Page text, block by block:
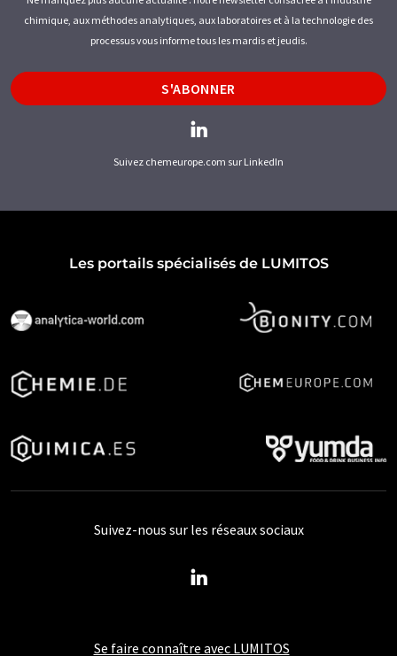
chimique, aux méthodes analytiques, aux laboratoires et à la technologie des
processus vous informe tous les mardis et jeudis.
S'ABONNER
Suivez chemeurope.com sur LinkedIn
Les portails spécialisés de LUMITOS
Se faire connaître avec LUMITOS
Suivez-nous sur les réseaux sociaux